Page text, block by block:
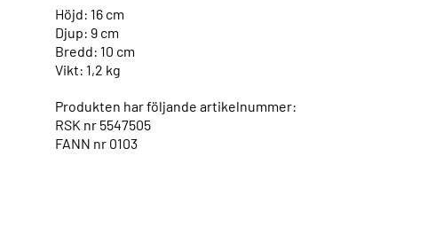
Höjd: 16 cm
Djup: 9 cm
Bredd: 10 cm
Vikt: 1,2 kg
Produkten har följande artikelnummer:
RSK nr 5547505
FANN nr 0103